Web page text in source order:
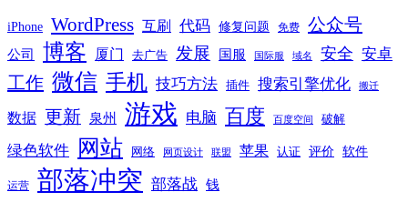
iPhone WordPress 互刷 代码 修复问题 免费 公众号
公司 博客 厦门 去广告 发展 国服 国际服 域名 安全 安卓
工作 微信 手机 技巧方法 插件 搜索引擎优化 搬迁
数据 更新 泉州 游戏 电脑 百度 百度空间 破解
绿色软件 网站 网络 网页设计 联盟 苹果 认证 评价 软件
运营 部落冲突 部落战 钱